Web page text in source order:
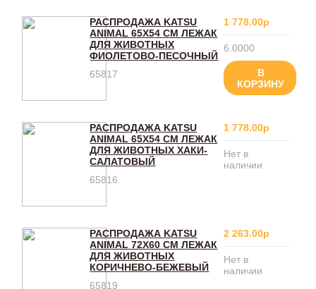
РАСПРОДАЖА KATSU
ANIMAL 65Х54 СМ ЛЕЖАК
ДЛЯ ЖИВОТНЫХ
ФИОЛЕТОВО-ПЕСОЧНЫЙ
65817
1 778.00р
6.0000
В
КОРЗИНУ
РАСПРОДАЖА KATSU
ANIMAL 65Х54 СМ ЛЕЖАК
ДЛЯ ЖИВОТНЫХ ХАКИ-
САЛАТОВЫЙ
65816
1 778.00р
Нет в
наличии
РАСПРОДАЖА KATSU
ANIMAL 72Х60 СМ ЛЕЖАК
ДЛЯ ЖИВОТНЫХ
КОРИЧНЕВО-БЕЖЕВЫЙ
65819
2 263.00р
Нет в
наличии